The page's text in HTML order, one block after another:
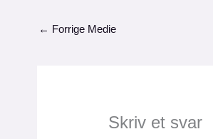
← Forrige Medie
Skriv et svar